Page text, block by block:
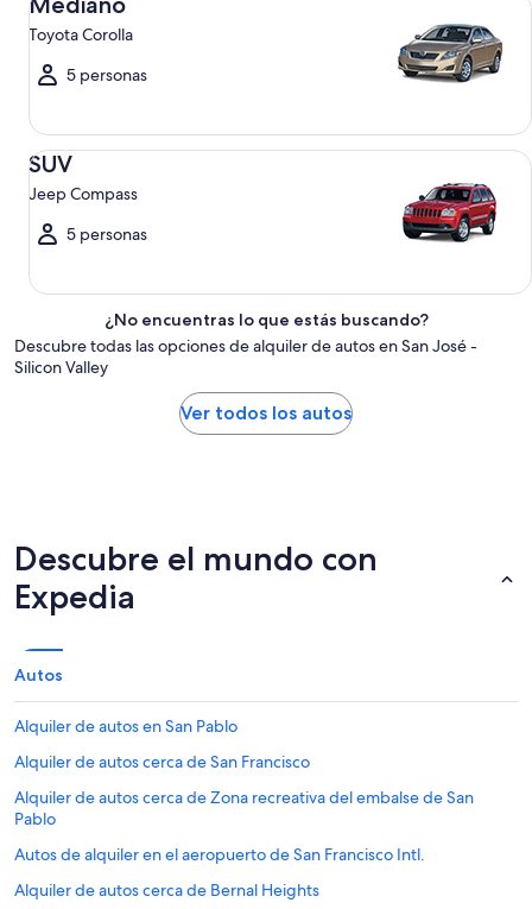
Toyota Corolla
5 personas
SUV
Jeep Compass
5 personas
SUV Jeep Compass
¿No encuentras lo que estás buscando?
Descubre todas las opciones de alquiler de autos en San José -
Silicon Valley
Ver todos los autos
Descubre el mundo con
Expedia
Autos
Alquiler de autos en San Pablo
Alquiler de autos cerca de San Francisco
Alquiler de autos cerca de Zona recreativa del embalse de San
Pablo
Autos de alquiler en el aeropuerto de San Francisco Intl.
Alquiler de autos cerca de Bernal Heights